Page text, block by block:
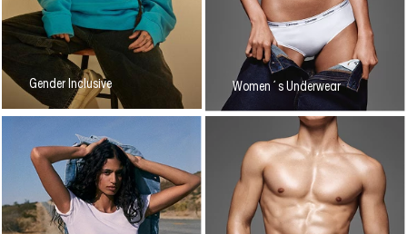
Gender Inclusive Women´s Underwear